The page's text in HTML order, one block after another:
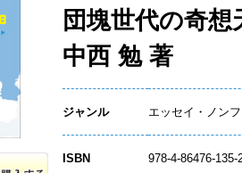
団塊世代の奇
中西 勉 著
ジャンル エッセイ・ノン
ISBN 978-4-86476-135-